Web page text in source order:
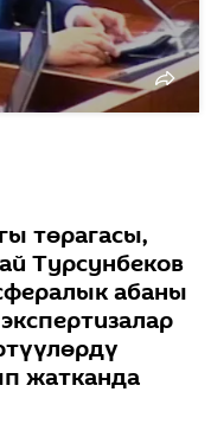
төрагасы,
Турсунбеков
абаны
жатканда